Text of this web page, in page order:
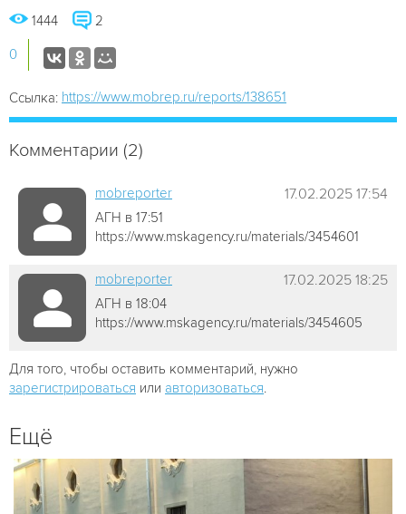
1444 2
0
Ссылка: https://www.mobrep.ru/reports/138651
Комментарии (2)
mobreporter 17.02.2025 17:54
АГН в 17:51
https://www.mskagency.ru/materials/3454601
mobreporter 17.02.2025 18:25
АГН в 18:04
https://www.mskagency.ru/materials/3454605
Для того, чтобы оставить комментарий, нужно
зарегистрироваться или авторизоваться
Ещё